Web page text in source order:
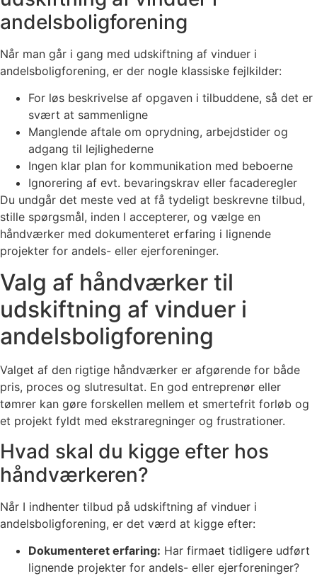
andelsboligforening
Når man går i gang med udskiftning af vinduer i
andelsboligforening, er der nogle klassiske fejlkilder:
For løs beskrivelse af opgaven i tilbuddene, så det er
svært at sammenligne
Manglende aftale om oprydning, arbejdstider og
adgang til lejlighederne
Ingen klar plan for kommunikation med beboerne
Ignorering af evt. bevaringskrav eller facaderegler
Du undgår det meste ved at få tydeligt beskrevne tilbud,
stille spørgsmål, inden I accepterer, og vælge en
håndværker med dokumenteret erfaring i lignende
projekter for andels- eller ejerforeninger.
Valg af håndværker til
udskiftning af vinduer i
andelsboligforening
Valget af den rigtige håndværker er afgørende for både
pris, proces og slutresultat. En god entreprenør eller
tømrer kan gøre forskellen mellem et smertefrit forløb og
et projekt fyldt med ekstraregninger og frustrationer.
Hvad skal du kigge efter hos
håndværkeren?
Når I indhenter tilbud på udskiftning af vinduer i
andelsboligforening, er det værd at kigge efter:
Dokumenteret erfaring: Har firmaet tidligere udført
lignende projekter for andels- eller ejerforeninger?